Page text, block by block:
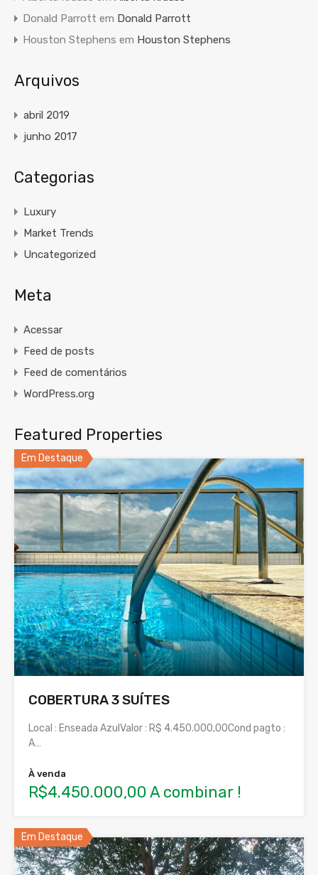
Donald Parrott em Donald Parrott
Houston Stephens em Houston Stephens
Arquivos
abril 2019
junho 2017
Categorias
Luxury
Market Trends
Uncategorized
Meta
Acessar
Feed de posts
Feed de comentários
WordPress.org
Featured Properties
Em Destaque
COBERTURA 3 SUÍTES
Local : Enseada AzulValor : R$ 4.450.000,00Cond pagto :
A…
À venda
R$4.450.000,00 A combinar !
Em Destaque